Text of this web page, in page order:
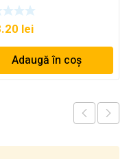
lei
Adaugă în coș